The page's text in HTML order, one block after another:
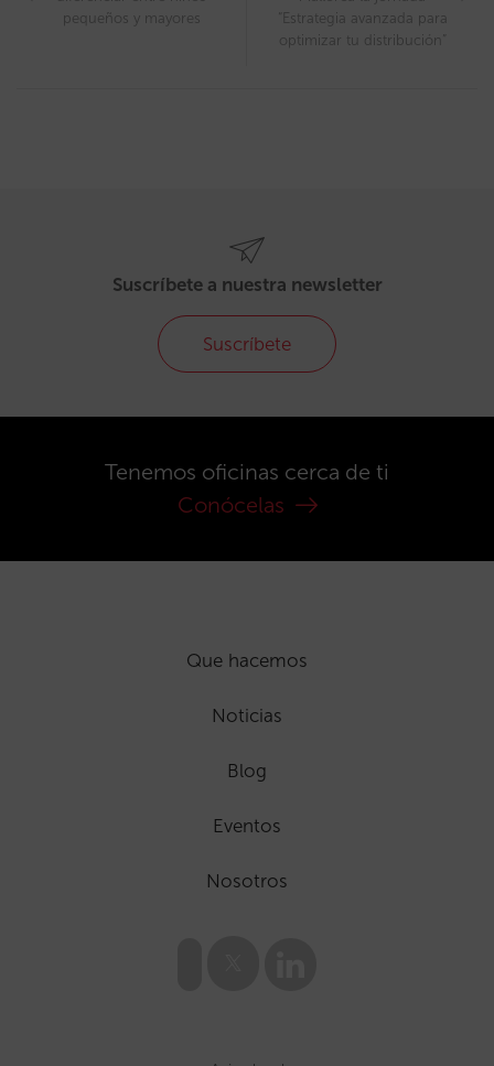
pequeños y mayores
“Estrategia avanzada para
optimizar tu distribución”
Suscríbete a nuestra newsletter
Suscríbete
Tenemos oficinas cerca de ti
Conócelas
Que hacemos
Noticias
Blog
Eventos
Nosotros